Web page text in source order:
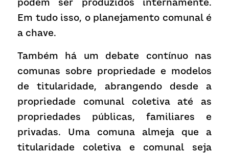
podem ser produzidos internamente.
Em tudo isso, o planejamento comunal é
a chave.
Também há um debate contínuo nas
comunas sobre propriedade e modelos
de titularidade, abrangendo desde a
propriedade comunal coletiva até as
propriedades públicas, familiares e
privadas. Uma comuna almeja que a
titularidade coletiva e comunal seja